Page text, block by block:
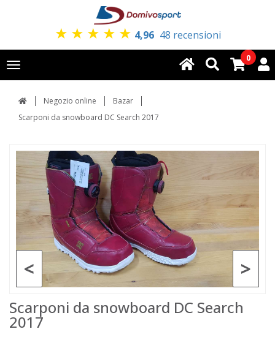
★ ★ ★ ★ ★ 4,96 48 recensioni
Toggle
navigation
0
Negozio online
Bazar
Scarponi da snowboard DC Search 2017
>
<
Scarponi da snowboard DC Search
2017